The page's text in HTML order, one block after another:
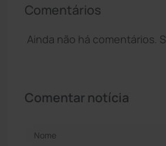
Comentários
Ainda não há comentários.
Comentar notícia